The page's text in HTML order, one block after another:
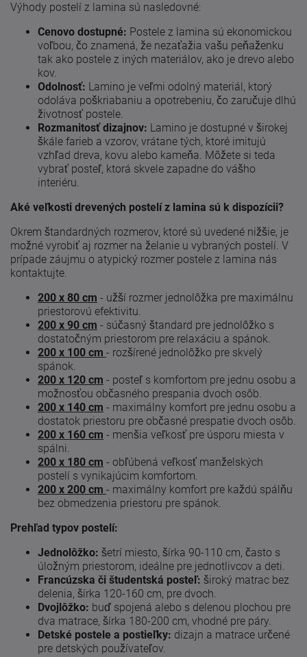
Výhody postelí z lamina sú nasledovné:
Cenovo dostupné: Postele z lamina sú ekonomickou
voľbou, čo znamená, že nezaťažia vašu peňaženku
tak ako postele z iných materiálov, ako je drevo alebo
kov.
Odolnosť: Lamino je veľmi odolný materiál, ktorý
odoláva poškriabaniu a opotrebeniu, čo zaručuje dlhú
životnosť postele.
Rozmanitosť dizajnov: Lamino je dostupné v širokej
škále farieb a vzorov, vrátane tých, ktoré imitujú
vzhľad dreva, kovu alebo kameňa. Môžete si teda
vybrať posteľ, ktorá skvele zapadne do vášho
interiéru.
Aké veľkosti drevených postelí z lamina sú k dispozícii?
Okrem štandardných rozmerov, ktoré sú uvedené nižšie, je
možné vyrobiť aj rozmer na želanie u vybraných postelí. V
prípade záujmu o atypický rozmer postele z lamina nás
kontaktujte.
200 x 80 cm - užší rozmer jednolôžka pre maximálnu
priestorovú efektivitu.
200 x 90 cm - súčasný štandard pre jednolôžko s
dostatočným priestorom pre relaxáciu a spánok.
200 x 100 cm - rozšírené jednolôžko pre skvelý
spánok.
200 x 120 cm - posteľ s komfortom pre jednu osobu a
možnosťou občasného prespania dvoch osôb.
200 x 140 cm - maximálny komfort pre jednu osobu a
dostatok priestoru pre občasné prespatie dvoch osôb.
200 x 160 cm - menšia veľkosť pre úsporu miesta v
spálni.
200 x 180 cm - obľúbená veľkosť manželských
postelí s vynikajúcim komfortom.
200 x 200 cm - maximálny komfort pre každú spálňu
bez obmedzenia priestoru pre spánok.
Prehľad typov postelí:
Jednolôžko: šetrí miesto, šírka 90-110 cm, často s
úložným priestorom, ideálne pre jednotlivcov a deti.
Francúzska či študentská posteľ: široký matrac bez
delenia, šírka 120-160 cm, pre dvoch.
Dvojlôžko: buď spojená alebo s delenou plochou pre
dva matrace, šírka 180-200 cm, vhodné pre páry.
Detské postele a postieľky: dizajn a matrace určené
pre detských používateľov.